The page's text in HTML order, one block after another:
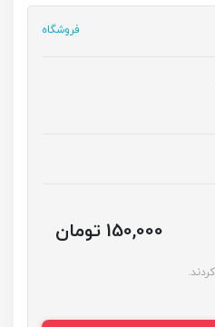
فروشگاه
150,000 تومان